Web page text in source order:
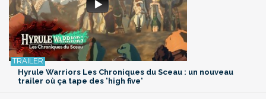
Hyrule Warriors Les Chroniques du Sceau : un nouveau
trailer où ça tape des 'high five'